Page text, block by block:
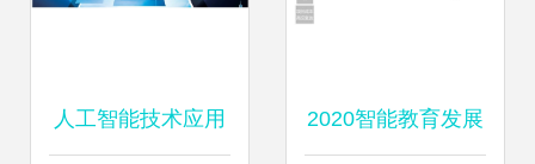
人工智能技术应用 2020智能教育发展